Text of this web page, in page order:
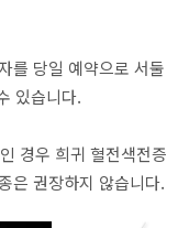
를 당일 예약으로 서둘
있습니다.
경우 희귀 혈전색전증
은 권장하지 않습니다.